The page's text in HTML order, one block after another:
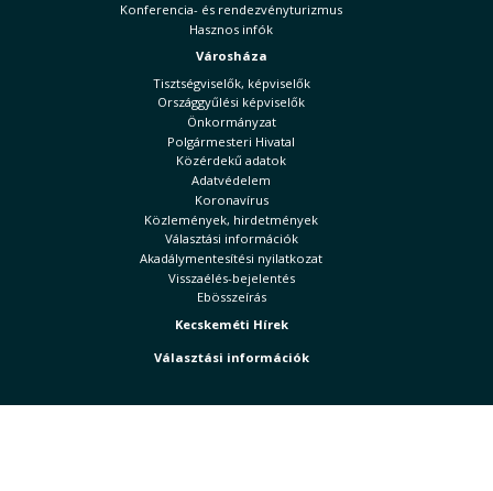
Konferencia- és rendezvényturizmus
Hasznos infók
Városháza
Tisztségviselők, képviselők
Országgyűlési képviselők
Önkormányzat
Polgármesteri Hivatal
Közérdekű adatok
Adatvédelem
Koronavírus
Közlemények, hirdetmények
Választási információk
Akadálymentesítési nyilatkozat
Visszaélés-bejelentés
Ebösszeírás
Kecskeméti Hírek
Választási információk